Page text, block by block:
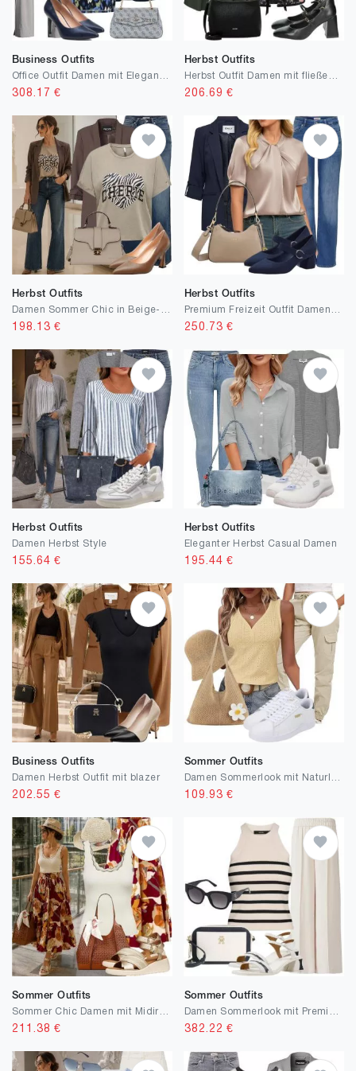
Business Outfits
308.17 €
Herbst Outfits
206.69 €
Herbst Outfits
198.13 €
Herbst Outfits
250.73 €
Herbst Outfits
Damen Herbst Style
155.64 €
Herbst Outfits
Eleganter Herbst Casual Damen
195.44 €
Business Outfits
Damen Herbst Outfit mit blazer
202.55 €
Sommer Outfits
109.93 €
Sommer Outfits
Sommer Chic Damen mit Midirock
211.38 €
Sommer Outfits
382.22 €